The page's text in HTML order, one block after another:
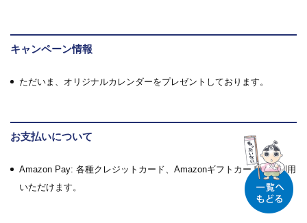
キャンペーン情報
ただいま、オリジナルカレンダーをプレゼントしております。
お支払いについて
Amazon Pay: 各種クレジットカード、Amazonギフトカードがご利用
いただけます。